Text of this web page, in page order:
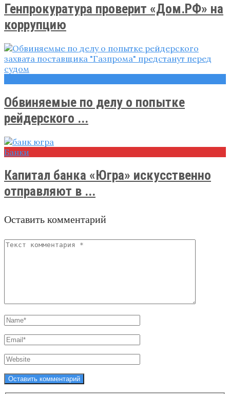
Генпрокуратура проверит «Дом.РФ» на
коррупцию
Обвиняемые по делу о попытке
рейдерского ...
Банки
Капитал банка «Югра» искусственно
отправляют в ...
Оставить комментарий